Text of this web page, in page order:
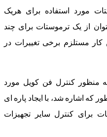
مورد استفاده برای هریک
از یک ترموستات برای چند
کار مستلزم برخی تغییرات در
منظور کنترل فن کویل مورد
که اشاره شد، با ایجاد پاره ای
برای کنترل سایر تجهیزات